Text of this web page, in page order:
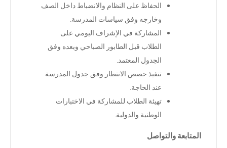
الحفاظ على النظام والانضباط داخل الصف
وخارجه وفق سياسات المدرسة
المشاركة في الإشراف اليومي على
الطلاب قبل الطابور الصباحي وبعده وفق
الجدول المعتمد
تنفيذ حصص الانتظار وفق جدول المدرسة
عند الحاجة
تهيئة الطلاب للمشاركة في الاختبارات
الوطنية والدولية
المتابعة والتواصل